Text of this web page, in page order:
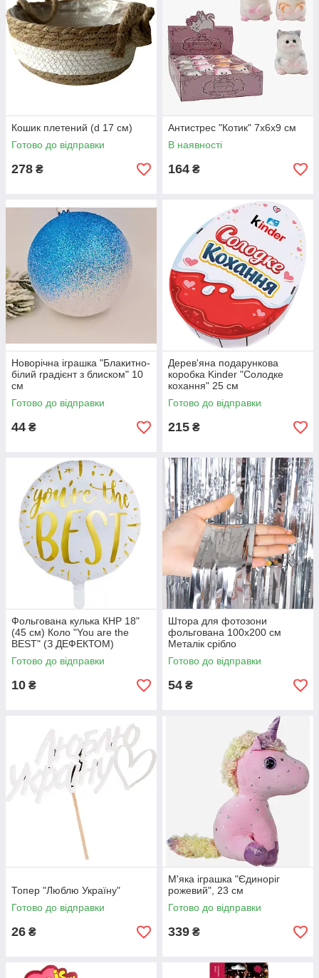
Кошик плетений (d 17 см)
Готово до відправки
278 ₴
Антистрес "Котик" 7х6х9 см
В наявності
164 ₴
Новорічна іграшка "Блакитно-
білий градієнт з блиском" 10
см
Готово до відправки
44 ₴
Дерев'яна подарункова
коробка Kinder "Солодке
кохання" 25 см
Готово до відправки
215 ₴
Фольгована кулька КНР 18"
(45 см) Коло "You are the
BEST" (З ДЕФЕКТОМ)
Готово до відправки
10 ₴
Штора для фотозони
фольгована 100х200 см
Металік срібло
Готово до відправки
54 ₴
Топер "Люблю Україну"
Готово до відправки
26 ₴
М'яка іграшка "Єдиноріг
рожевий", 23 см
Готово до відправки
339 ₴